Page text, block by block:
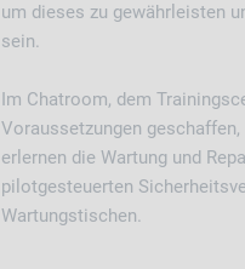
um dieses zu gewährleisten
sein.
Im Chatroom, dem
Voraussetzungen
erlernen die Wartung und
pilotgesteuerten
Wartungstischen.